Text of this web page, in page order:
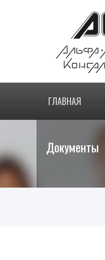
ГЛАВНАЯ
Документы